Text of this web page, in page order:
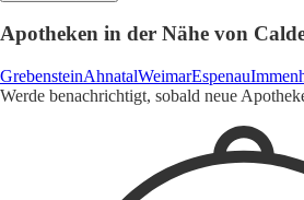
Apotheken in der Nähe von
GrebensteinAhnatalWeimarEspenau
Werde benachrichtigt, sobald neue